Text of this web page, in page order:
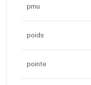
pmu
poids
pointe